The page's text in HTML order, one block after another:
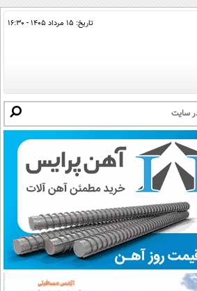
تاریخ: ۱۵ مرداد ۱۴۰۵ - ۱۶:۳۰